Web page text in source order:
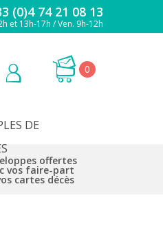
(0)4 74 21 08 13
et 13h-17h / Ven. 9h-12h
0
DE
offertes
vos faire-part
cartes décès